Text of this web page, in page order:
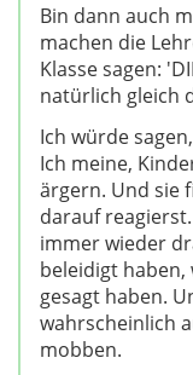
Bin dann auch
machen die
Klasse sagen:
natürlich gleich
Ich würde
Ich meine,
ärgern. Und sie
darauf
immer wieder
beleidigt haben,
gesagt haben.
wahrscheinlich
mobben.